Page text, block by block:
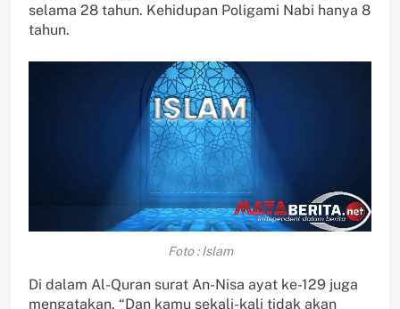
selama 28 tahun. Kehidupan Poligami Nabi hanya 8
tahun.
Foto : Islam
Di dalam Al-Quran surat An-Nisa ayat ke-129 juga
mengatakan. “Dan kamu sekali-kali tidak akan